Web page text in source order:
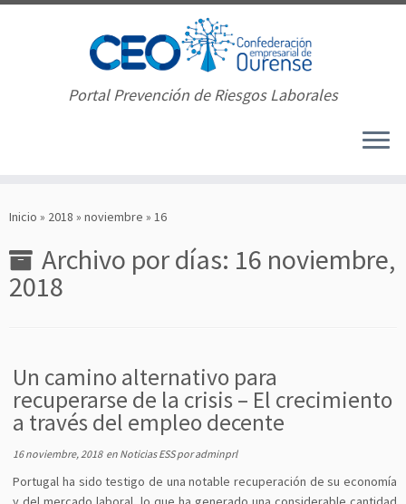
Portal Prevención de Riesgos Laborales
Inicio » 2018 » noviembre » 16
Archivo por días: 16 noviembre,
2018
Un camino alternativo para
recuperarse de la crisis – El crecimiento
a través del empleo decente
16 noviembre, 2018en Noticias ESSporadminprl
Portugal ha sido testigo de una notable recuperación de su economía